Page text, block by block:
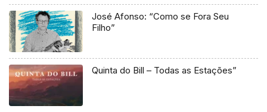
José Afonso: “Como se Fora Seu
Filho”
Quinta do Bill – Todas as Estações”